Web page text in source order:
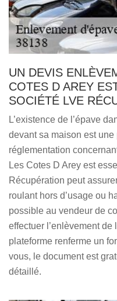
UN DEVIS
COTES D AREY
SOCIÉTÉ LVE
L’existence de l’épave
devant sa maison est
réglementation
Les Cotes D Arey est
Récupération peut
roulant hors d’usage ou
possible au vendeur de
effectuer l’enlèvement de
plateforme renferme un
vous, le document est
détaillé.